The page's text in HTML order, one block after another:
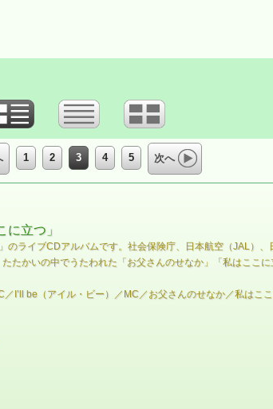
1 2 3 4 5 次へ
立つ」
ライブCDアルバムです。社会保険庁、日本航空（JAL）
たかいの中でうたわれた「お父さんのせなか」「私はここ
I’ll be（アイル・ビー）／MC／お父さんのせなか／私はこ